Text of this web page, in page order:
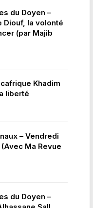
du Doyen –
Diouf, la volonté
(par Majib
Khadim
liberté
– Vendredi
Ma Revue
du Doyen –